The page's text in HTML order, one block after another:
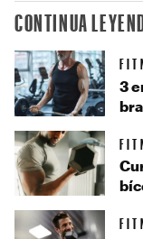
CONTINUA
3